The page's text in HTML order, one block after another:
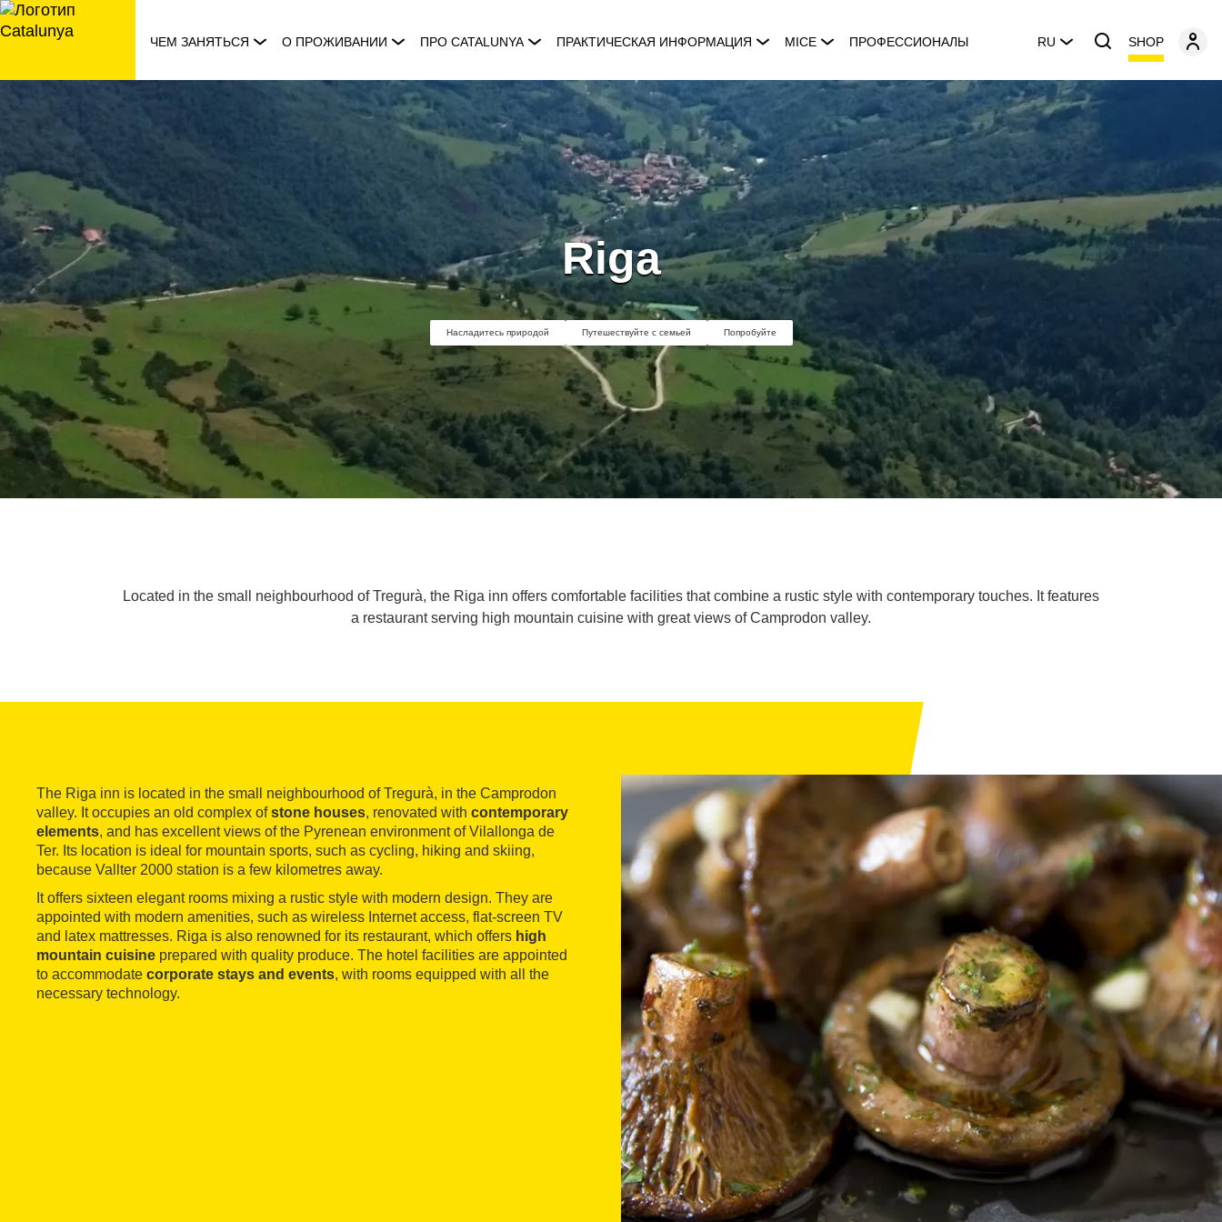
перейти
к
ЧЕМ ЗАНЯТЬСЯ О ПРОЖИВАНИИ ПРО CATALUNYA ПРАКТИЧЕСКАЯ ИНФОРМАЦИЯ MICE ПРОФЕССИОНАЛЫ RU SHOP
Riga
Насладитесь природой Путешествуйте с семьей Попробуйте
Located in the small neighbourhood of Tregurà, the Riga inn offers comfortable facilities that combine a rustic style with contemporary touches. It features
a restaurant serving high mountain cuisine with great views of Camprodon valley.
The Riga inn is located in the small neighbourhood of Tregurà, in the Camprodon
valley. It occupies an old complex ofstone houses, renovated with contemporary
elements, and has excellent views of the Pyrenean environment of Vilallonga de
Ter. Its location is ideal for mountain sports, such as cycling, hiking and skiing,
because Vallter 2000 station is a few kilometres away.
It offers sixteen elegant rooms mixing a rustic style with modern design. They are
appointed with modern amenities, such as wireless Internet access, flat-screen TV
and latex mattresses. Riga is also renowned for its restaurant, which offers high
mountain cuisine prepared with quality produce. The hotel facilities are appointed
to accommodate corporate stays and events, with rooms equipped with all the
necessary technology.